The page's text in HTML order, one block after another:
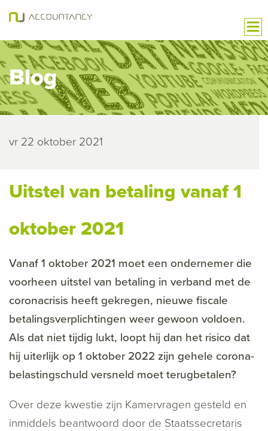
Blog
vr 22 oktober 2021
Uitstel van betaling vanaf 1
oktober 2021
Vanaf 1 oktober 2021 moet een ondernemer die
voorheen uitstel van betaling in verband met de
coronacrisis heeft gekregen, nieuwe fiscale
betalingsverplichtingen weer gewoon voldoen.
Als dat niet tijdig lukt, loopt hij dan het risico dat
hij uiterlijk op 1 oktober 2022 zijn gehele corona-
belastingschuld versneld moet terugbetalen?
Over deze kwestie zijn Kamervragen gesteld en
inmiddels beantwoord door de Staatssecretaris